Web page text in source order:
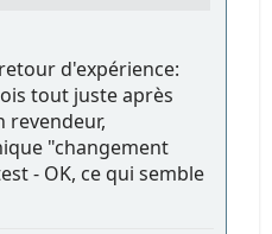
d'expérience:
tout juste après
revendeur,
"changement
- OK, ce qui semble